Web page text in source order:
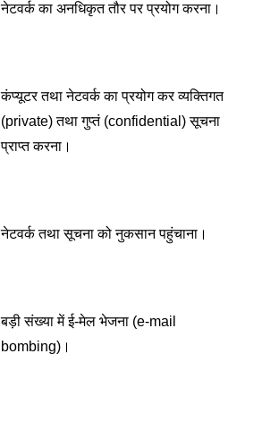
नेटवर्क का अनधिकृत तौर पर प्रयोग करना।
कंप्यूटर तथा नेटवर्क का प्रयोग कर व्यक्तिगत
(private) तथा गुप्तं (confidential) सूचना
प्राप्त करना।
नेटवर्क तथा सूचना को नुकसान पहुंचाना।
बड़ी संख्या में ई-मेल भेजना (e-mail
bombing)।